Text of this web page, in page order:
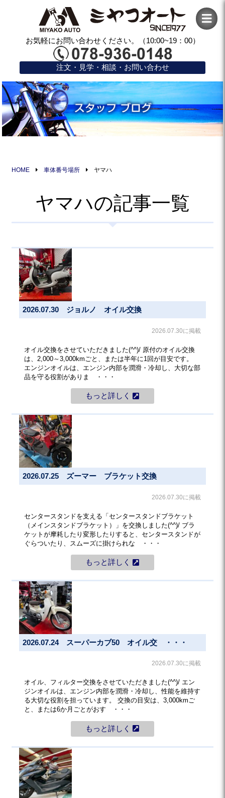
お気軽にお問い合わせください。（10:00~19：00）
注文・見学・相談・お問い合わせ
HOME 車体番号場所 ヤマハ
ヤマハの記事一覧
2026.07.30 ジョルノ オイル交換
2026.07.30に掲載
オイル交換をさせていただきました(^^)/ 原付のオイル交換
は、2,000～3,000kmごと、または半年に1回が目安です。
エンジンオイルは、エンジン内部を潤滑・冷却し、大切な部
品を守る役割がありま ・・・
もっと詳しく
2026.07.25 ズーマー ブラケット交換
2026.07.30に掲載
センタースタンドを支える「センタースタンドブラケット
（メインスタンドブラケット）」を交換しました(^^)/ ブラ
ケットが摩耗したり変形したりすると、センタースタンドが
ぐらついたり、スムーズに掛けられな ・・・
もっと詳しく
2026.07.24 スーパーカブ50 オイル交 ・・・
2026.07.30に掲載
オイル、フィルター交換をさせていただきました(^^)/ エン
ジンオイルは、エンジン内部を潤滑・冷却し、性能を維持す
る大切な役割を担っています。 交換の目安は、3,000kmご
と、または6か月ごとがおす ・・・
もっと詳しく